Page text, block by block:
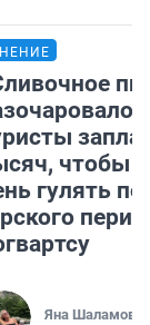
чтобы
гулять по
Яна Шаламова